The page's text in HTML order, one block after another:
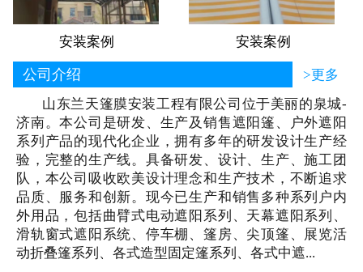
安装案例 安装案例
公司介绍
>更多
山东兰天篷膜安装工程有限公司位于美丽的泉城-
济南。本公司是研发、生产及销售遮阳篷、户外遮阳
系列产品的现代化企业，拥有多年的研发设计生产经
验，完整的生产线。具备研发、设计、生产、施工团
队，本公司吸收欧美设计理念和生产技术，不断追求
品质、服务和创新。现今已生产和销售多种系列户内
外用品，包括曲臂式电动遮阳系列、天幕遮阳系列、
滑轨窗式遮阳系统、停车棚、篷房、尖顶篷、展览活
动折叠篷系列、各式造型固定篷系列、各式中遮...